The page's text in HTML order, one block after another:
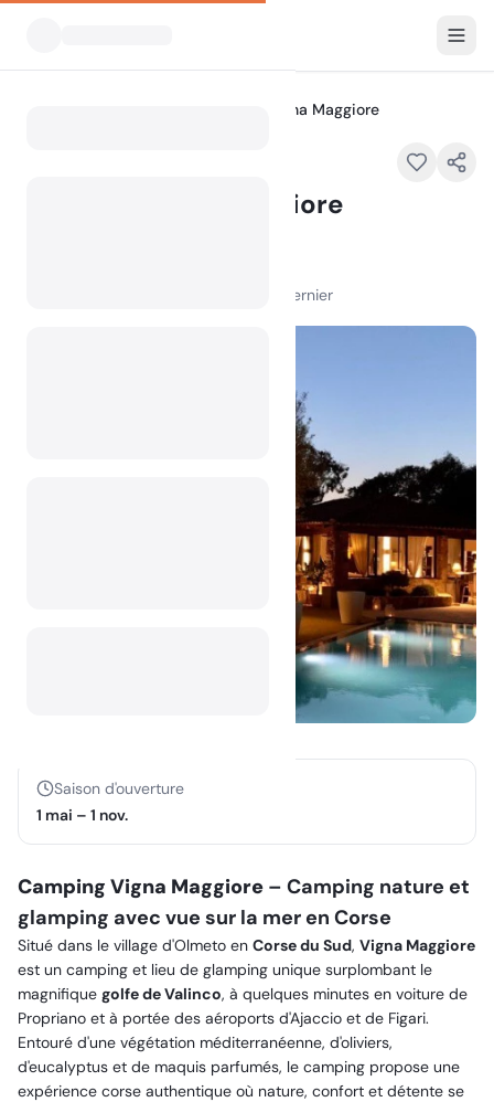
Camping Vigna Maggiore
Camping Vigna Maggiore
vues au cours du mois dernier
Saison d'ouverture
1 mai – 1 nov.
Camping Vigna Maggiore – Camping nature et
glamping avec vue sur la mer en Corse
Situé dans le village d'Olmeto en Corse du Sud, Vigna Maggiore
est un camping et lieu de glamping unique surplombant le
magnifique golfe de Valinco, à quelques minutes en voiture de
Propriano et à portée des aéroports d'Ajaccio et de Figari.
Entouré d'une végétation méditerranéenne, d'oliviers,
d'eucalyptus et de maquis parfumés, le camping propose une
expérience corse authentique où nature, confort et détente se